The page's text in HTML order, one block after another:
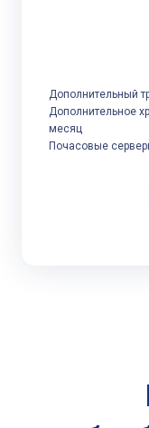
Дополнительный
Дополнительное
месяц
Почасовые